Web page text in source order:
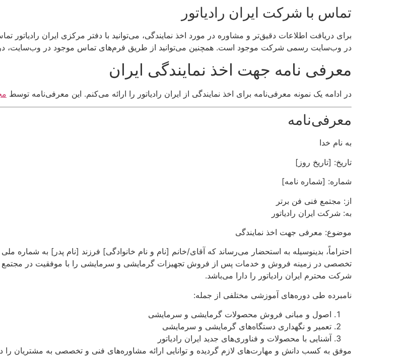
تماس با شرکت ایران رادیاتور
برای دریافت اطلاعات دقیق‌تر و مشاوره در مورد اخذ نمایندگی، می‌توانید با دفتر مرکزی ایران
در وب‌سایت رسمی شرکت موجود است. همچنین می‌توانید از طریق فرم‌های تماس موجود در وب‌سایت،
معرفی نامه جهت اخذ نمایندگی ایران
در ادامه یک نمونه معرفی‌نامه برای اخذ نمایندگی از ایران رادیاتور را ارائه می‌کنم. این معرفی‌نامه توسط
معرفی‌نامه
به نام خدا
تاریخ: [تاریخ روز]
شماره: [شماره نامه]
از: مجتمع فنی فن برتر
به: شرکت ایران رادیاتور
موضوع: معرفی جهت اخذ نمایندگی
احتراماً، بدینوسیله به استحضار می‌رساند که آقای/خانم [نام و نام خانوادگی] فرزند [نام پدر] به
تخصصی در زمینه فروش و خدمات پس از فروش تجهیزات گرمایشی و سرمایشی را با موفقیت در مجتمع
شرکت محترم ایران رادیاتور را دارا می‌باشد.
نامبرده طی دوره‌های آموزشی مختلفی از جمله:
اصول و مبانی فروش محصولات گرمایشی و سرمایشی
تعمیر و نگهداری دستگاه‌های گرمایشی و سرمایشی
آشنایی با محصولات و فناوری‌های جدید ایران رادیاتور
موفق به کسب دانش و مهارت‌های لازم گردیده و توانایی ارائه مشاوره‌های فنی و تخصصی به مشتریان